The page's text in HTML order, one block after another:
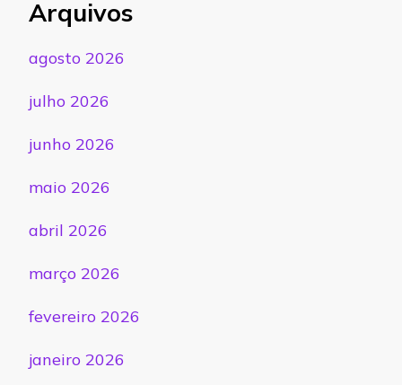
Arquivos
agosto 2026
julho 2026
junho 2026
maio 2026
abril 2026
março 2026
fevereiro 2026
janeiro 2026